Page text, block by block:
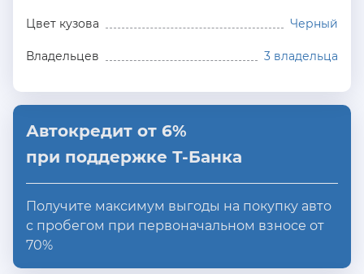
Цвет кузова Черный
Владельцев 3 владельца
Автокредит от 6%
при поддержке Т-Банка
Получите максимум выгоды на покупку авто
с пробегом при первоначальном взносе от
70%